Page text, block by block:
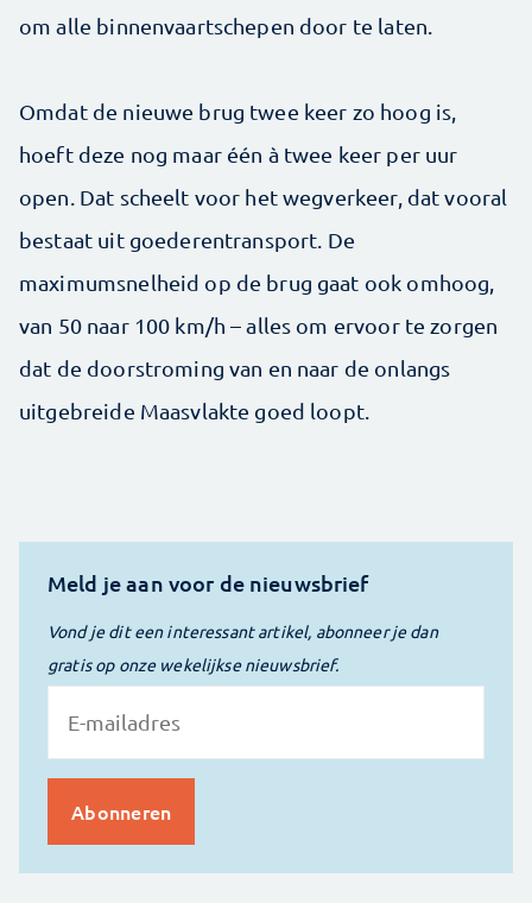
om alle binnenvaartschepen door te laten.
Omdat de nieuwe brug twee keer zo hoog is,
hoeft deze nog maar één à twee keer per uur
open. Dat scheelt voor het wegverkeer, dat vooral
bestaat uit goederentransport. De
maximumsnelheid op de brug gaat ook omhoog,
van 50 naar 100 km/h – alles om ervoor te zorgen
dat de doorstroming van en naar de onlangs
uitgebreide Maasvlakte goed loopt.
Meld je aan voor de nieuwsbrief
Vond je dit een interessant artikel, abonneer je dan
gratis op onze wekelijkse nieuwsbrief.